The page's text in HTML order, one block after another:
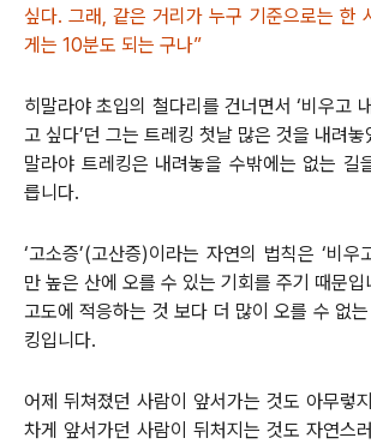
싶다. 그래, 같은 거리가 누구 기준으로는 한
게는 10분도 되는 구나”
히말라야 초입의 철다리를 건너면서 ‘비우고
고 싶다’던 그는 트레킹 첫날 많은 것을 내려놓
말라야 트레킹은 내려놓을 수밖에는 없는 길
릅니다.
‘고소증’(고산증)이라는 자연의 법칙은 ‘비우
만 높은 산에 오를 수 있는 기회를 주기 때문
고도에 적응하는 것 보다 더 많이 오를 수 없
킹입니다.
어제 뒤쳐졌던 사람이 앞서가는 것도 아무렇
차게 앞서가던 사람이 뒤처지는 것도 자연스